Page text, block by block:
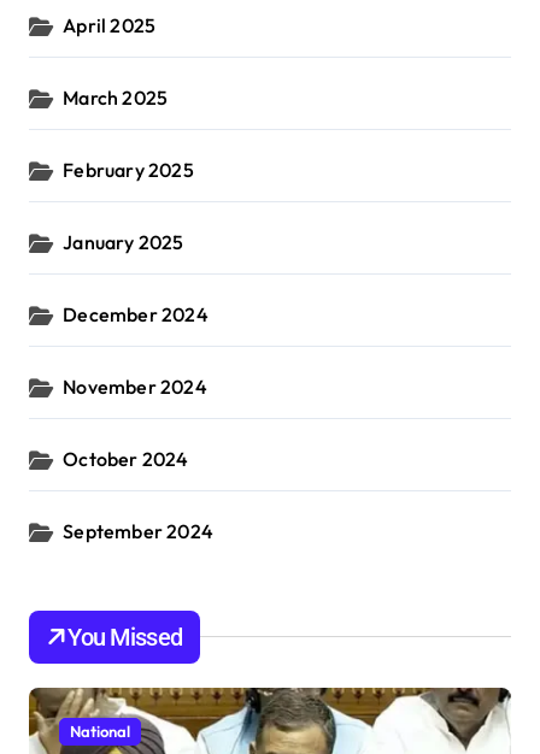
April 2025
March 2025
February 2025
January 2025
December 2024
November 2024
October 2024
September 2024
You Missed
National